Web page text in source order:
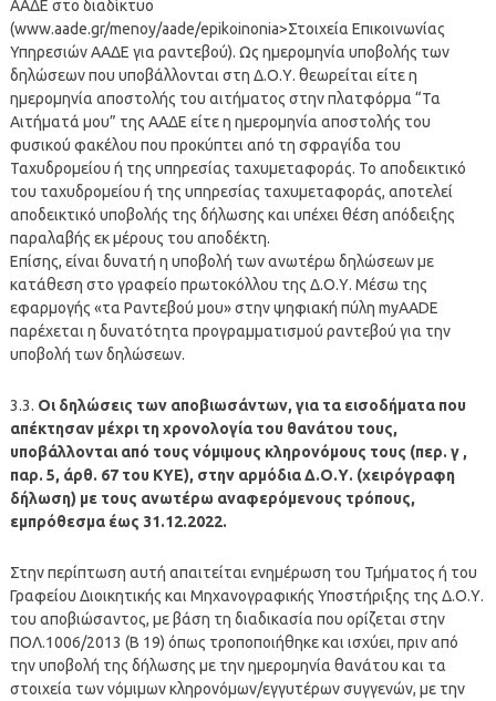
ΑΑΔΕ στο διαδίκτυο
(www.aade.gr/menoy/aade/epikoinonia>Στοιχεία Επικοινωνίας
Υπηρεσιών ΑΑΔΕ για ραντεβού). Ως ημερομηνία υποβολής των
δηλώσεων που υποβάλλονται στη Δ.Ο.Υ. θεωρείται είτε η
ημερομηνία αποστολής του αιτήματος στην πλατφόρμα “Τα
Αιτήματά μου” της ΑΑΔΕ είτε η ημερομηνία αποστολής του
φυσικού φακέλου που προκύπτει από τη σφραγίδα του
Ταχυδρομείου ή της υπηρεσίας ταχυμεταφοράς. Το αποδεικτικό
του ταχυδρομείου ή της υπηρεσίας ταχυμεταφοράς, αποτελεί
αποδεικτικό υποβολής της δήλωσης και υπέχει θέση απόδειξης
παραλαβής εκ μέρους του αποδέκτη.
Επίσης, είναι δυνατή η υποβολή των ανωτέρω δηλώσεων με
κατάθεση στο γραφείο πρωτοκόλλου της Δ.Ο.Υ. Μέσω της
εφαρμογής «τα Ραντεβού μου» στην ψηφιακή πύλη myAADE
παρέχεται η δυνατότητα προγραμματισμού ραντεβού για την
υποβολή των δηλώσεων.
3.3. Οι δηλώσεις των αποβιωσάντων, για τα εισοδήματα που
απέκτησαν μέχρι τη χρονολογία του θανάτου τους,
υποβάλλονται από τους νόμιμους κληρονόμους τους (περ. γ ,
παρ. 5, άρθ. 67 του ΚΥΕ), στην αρμόδια Δ.Ο.Υ. (χειρόγραφη
δήλωση) με τους ανωτέρω αναφερόμενους τρόπους,
εμπρόθεσμα έως 31.12.2022.
Στην περίπτωση αυτή απαιτείται ενημέρωση του Τμήματος ή του
Γραφείου Διοικητικής και Μηχανογραφικής Υποστήριξης της Δ.Ο.Υ.
του αποβιώσαντος, με βάση τη διαδικασία που ορίζεται στην
ΠΟΛ.1006/2013 (Β 19) όπως τροποποιήθηκε και ισχύει, πριν από
την υποβολή της δήλωσης με την ημερομηνία θανάτου και τα
στοιχεία των νόμιμων κληρονόμων/εγγυτέρων συγγενών, με την